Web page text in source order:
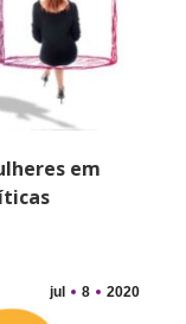
em
jul 8 2020